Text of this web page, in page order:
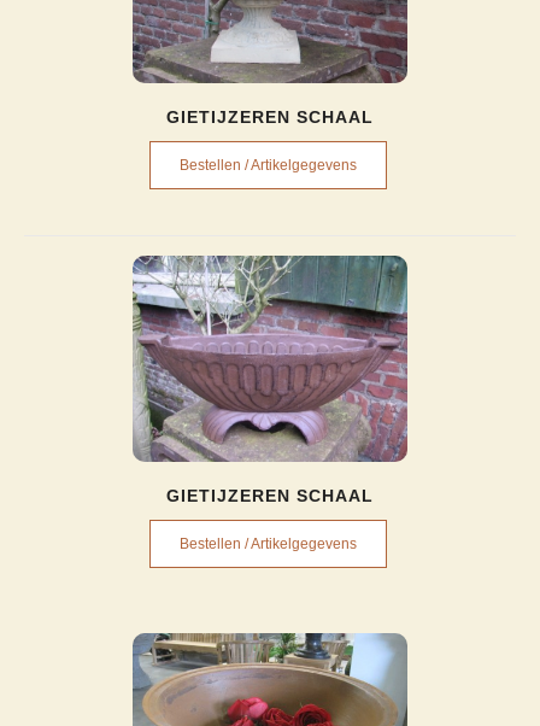
GIETIJZEREN SCHAAL
Bestellen / Artikelgegevens
GIETIJZEREN SCHAAL
Bestellen / Artikelgegevens